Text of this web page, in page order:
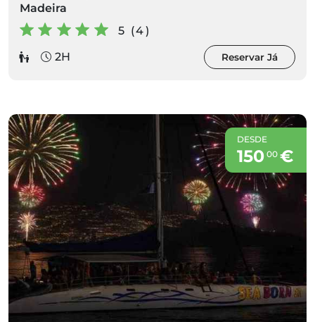
Madeira
5 (4)
2H
Reservar Já
DESDE
150 00€